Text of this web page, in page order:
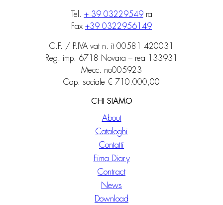
Tel. + 39 03229549ra
Fax +39 0322956149
C.F. / P.IVA vat n. it 00581 420031
Reg. imp. 6718 Novara – rea 133931
Mecc. no005923
Cap. sociale € 710.000,00
CHI SIAMO
About
Cataloghi
Contatti
Fima Diary
Contract
News
Download